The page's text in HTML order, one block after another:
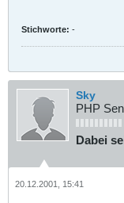
Stichworte: -
Sky
PHP
Dabei
20.12.2001, 15:41